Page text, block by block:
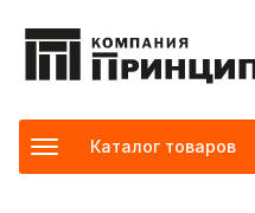
Каталог товаров